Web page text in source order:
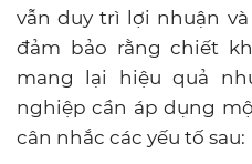
vẫn duy trì lợi nhuận
đảm bảo rằng chiết
mang lại hiệu quả
nghiệp cần áp dụng
cân nhắc các yếu tố sau: